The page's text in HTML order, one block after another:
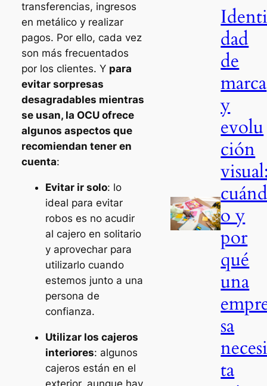
transferencias, ingresos
en metálico y realizar
pagos. Por ello, cada vez
son más frecuentados
por los clientes. Y para
evitar sorpresas
desagradables mientras
se usan, la OCU ofrece
algunos aspectos que
recomiendan tener en
cuenta:
Evitar ir solo: lo
ideal para evitar
robos es no acudir
al cajero en solitario
y aprovechar para
utilizarlo cuando
estemos junto a una
persona de
confianza.
Utilizar los cajeros
interiores: algunos
cajeros están en el
dad
de
marca
y
evolu
ción
o y
por
qué
una
sa
ta